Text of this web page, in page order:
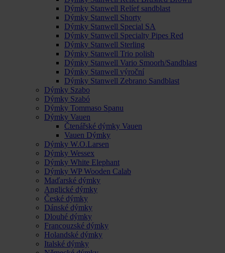
Dýmky Stanwell Relíef sandblast
Dýmky Stanwell Shorty
Dýmky Stanwell Special SA
Dýmky Stanwell Specialty Pipes Red
Dýmky Stanwell Sterling
Dýmky Stanwell Trio polish
Dýmky Stanwell Vario Smoorh/Sandblast
Dýmky Stanwell výroční
Dýmky Stanwell Zebrano Sandblast
Dýmky Szabo
Dýmky Szabó
Dýmky Tommaso Spanu
Dýmky Vauen
Čtenářské dýmky Vauen
Vauen Dýmky
Dýmky W.O.Larsen
Dýmky Wessex
Dýmky White Elephant
Dýmky WP Wooden Calab
Maďarské dýmky
Anglické dýmky
České dýmky
Dánské dýmky
Dlouhé dýmky
Francouzské dýmky
Holandské dýmky
Italské dýmky